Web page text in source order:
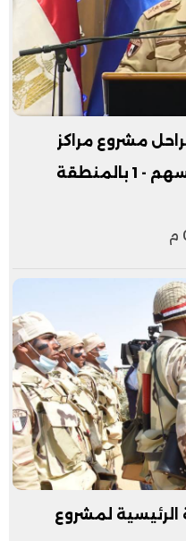
مشروع مراكز
قيادة خارجي ذي مستويين سهم - 1 بالمنطقة
الرئيسية لمشروع